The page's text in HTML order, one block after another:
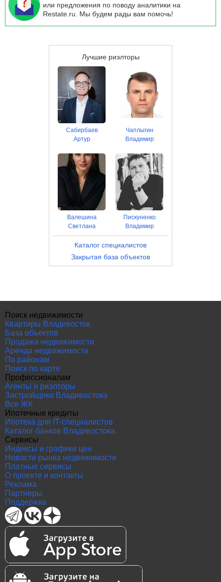
или предложения по поводу аналитики на
Restate.ru. Мы будем рады вам помочь!
Лучшие риэлторы
Сабирбаев
Артур
Чаплыгин
Владимир
Валешина
Светлана
Пискуненко
Владимир
Каталог специалистов
Закрытая база объектов
Поиск недвижимости
Квартиры Владивосток
База объектов
Продажа недвижимости
Аренда недвижимости
По районам
Поиск по карте
Профессионалам
Агенты и риэлторы
Застройщики Владивостока
Все ЖК
Ипотечные кредиты
Ипотека для IT-специалистов
Каталог банков Владивостока
Сервисы
Индексы и графики цен
Новости рынка недвижимости
Платные сервисы
О проекте и контакты
Реклама
Партнеры
Поддержка